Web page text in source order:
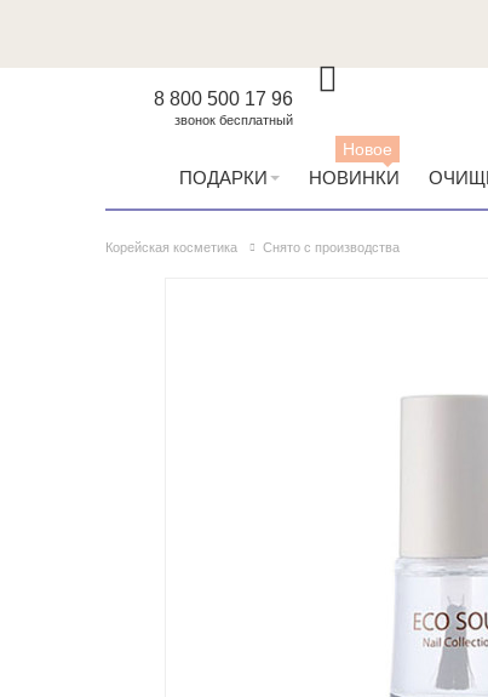
8 800 500 17 96
звонок бесплатный
ПОДАРКИ НОВИНКИ
Новое
Корейская косметика Снято с производства